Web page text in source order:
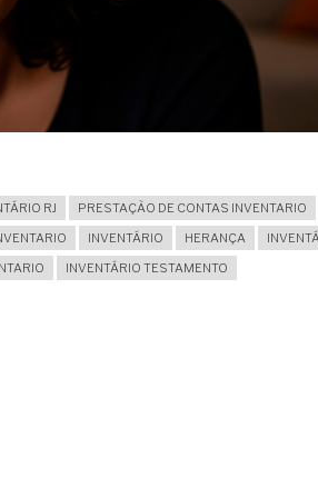
RJ
PRESTAÇÃO DE CONTAS INVENTARIO
INVENTÁRIO HERANÇA
INVENTÁRIO TESTAMENTO